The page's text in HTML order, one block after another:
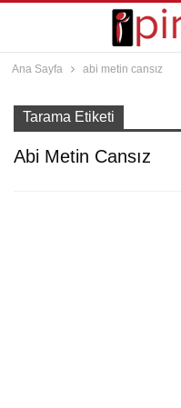
Ana Sayfa abi metin cansız
Tarama Etiketi
Abi Metin Cansız